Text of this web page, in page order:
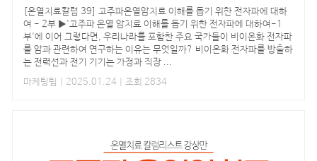
[온열치료칼럼 39] 고주파온열암치료 이해를 돕기 위한 전자파에 대하
여 - 2부 ▶'고주파 온열 암치료 이해를 돕기 위한 전자파에 대하여-1
부'에 이어 그렇다면, 우리나라를 포함한 주요 국가들이 비이온화 전자파
를 암과 관련하여 연구하는 이유는 무엇일까? 비이온화 전자파를 방출하
는 전력선과 전기 기기는 가정과 직장 ...
마케팅팀
| 2025.01.24 | 조회 2834